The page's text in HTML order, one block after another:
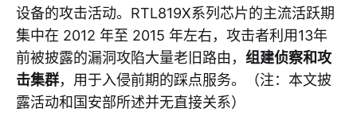
设备的攻击活动。RTL819X系列芯片的主流活跃期
集中在 2012 年至 2015 年左右，攻击者利用13年
前被披露的漏洞攻陷大量老旧路由， 组建侦察和攻
击集群，用于入侵前期的踩点服务。（注：本文披
露活动和国安部所述并无直接关系）